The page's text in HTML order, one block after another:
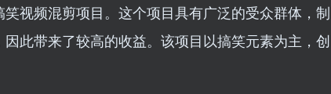
视频混剪项目。这个项目具有广泛的受众群体，制
此带来了较高的收益。该项目以搞笑元素为主，创